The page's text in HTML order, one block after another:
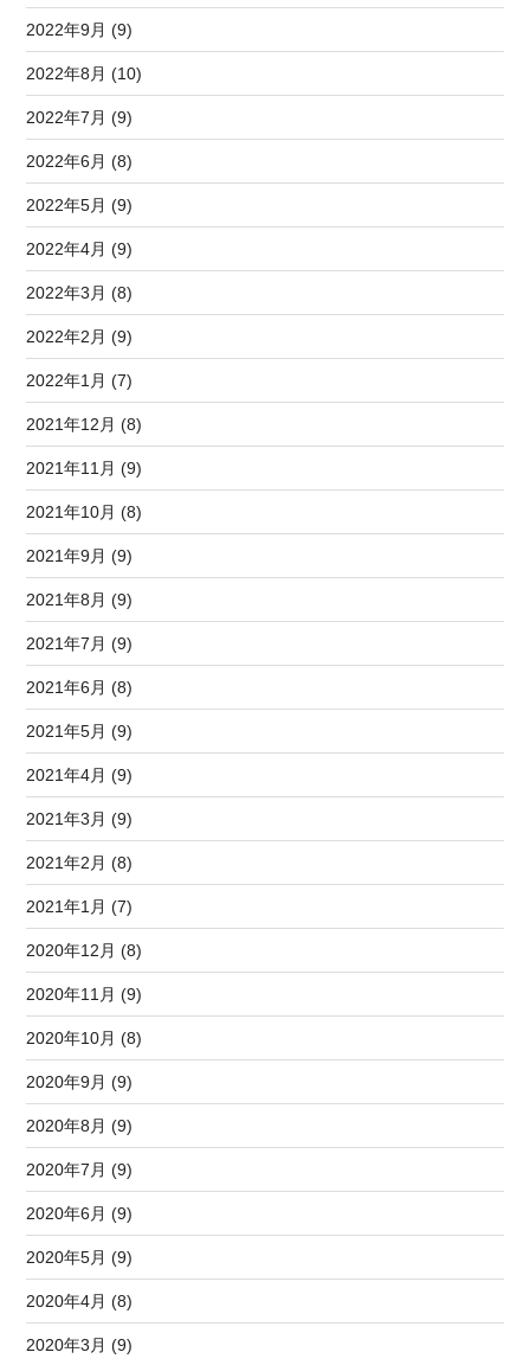
2022年9月 (9)
2022年8月 (10)
2022年7月 (9)
2022年6月 (8)
2022年5月 (9)
2022年4月 (9)
2022年3月 (8)
2022年2月 (9)
2022年1月 (7)
2021年12月 (8)
2021年11月 (9)
2021年10月 (8)
2021年9月 (9)
2021年8月 (9)
2021年7月 (9)
2021年6月 (8)
2021年5月 (9)
2021年4月 (9)
2021年3月 (9)
2021年2月 (8)
2021年1月 (7)
2020年12月 (8)
2020年11月 (9)
2020年10月 (8)
2020年9月 (9)
2020年8月 (9)
2020年7月 (9)
2020年6月 (9)
2020年5月 (9)
2020年4月 (8)
2020年3月 (9)